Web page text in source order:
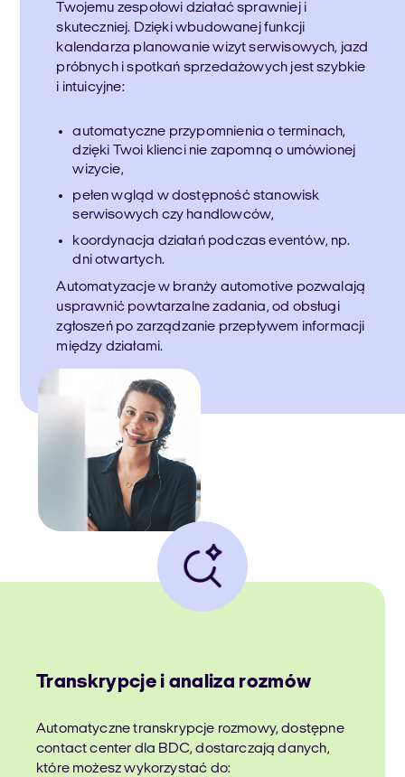
Twojemu zespołowi działać sprawniej i
skuteczniej. Dzięki wbudowanej funkcji
kalendarza planowanie wizyt serwisowych, jazd
próbnych i spotkań sprzedażowych jest szybkie
i intuicyjne:
automatyczne przypomnienia o terminach,
dzięki Twoi klienci nie zapomną o umówionej
wizycie,
pełen wgląd w dostępność stanowisk
serwisowych czy handlowców,
koordynacja działań podczas eventów, np.
dni otwartych.
Automatyzacje w branży automotive pozwalają
usprawnić powtarzalne zadania, od obsługi
zgłoszeń po zarządzanie przepływem informacji
między działami.
Transkrypcje i analiza rozmów
Automatyczne transkrypcje rozmowy, dostępne
contact center dla BDC, dostarczają danych,
które możesz wykorzystać do: